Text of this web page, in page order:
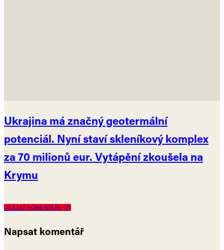
Ukrajina má značný geotermální
potenciál. Nyní staví skleníkový komplex
za 70 milionů eur. Vytápění zkoušela na
Krymu
UKÁZAT KOMENTÁŘE (0)
Napsat komentář